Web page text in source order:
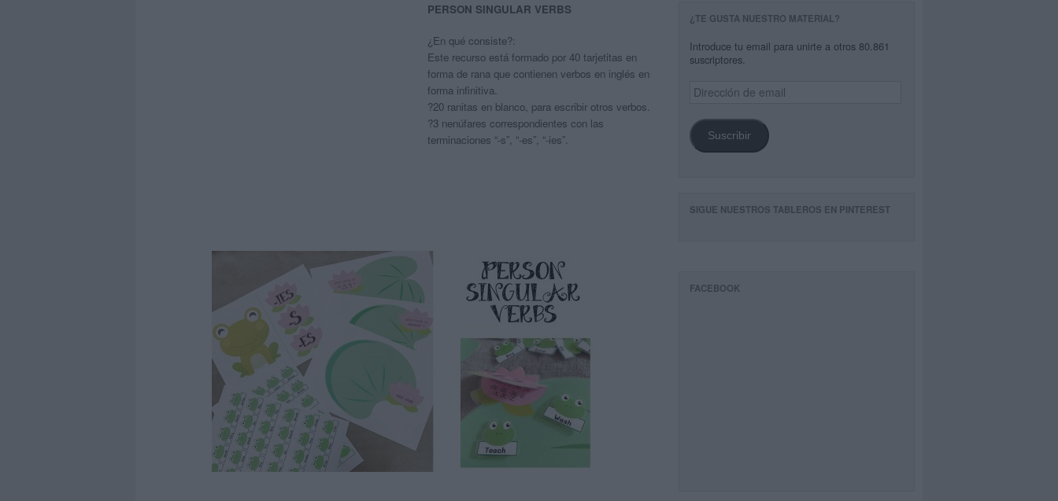
PERSON SINGULAR VERBS
¿En qué consiste?:
Este recurso está formado por 40 tarjetitas en
forma de rana que contienen verbos en inglés en
forma infinitiva.
?20 ranitas en blanco, para escribir otros verbos.
?3 nenúfares correspondientes con las
terminaciones “-s”, “-es”, “-ies”.
¿TE GUSTA NUESTRO MATERIAL?
Introduce tu email para unirte a otros 80.861
suscriptores.
Dirección
de
Suscribir
SIGUE NUESTROS TABLEROS EN PINTEREST
FACEBOOK